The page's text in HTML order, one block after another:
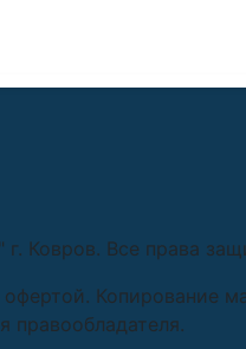
Ковров. Все права
Копирование
правообладателя.